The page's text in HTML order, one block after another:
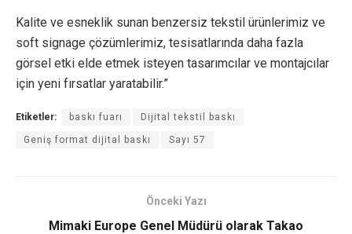
Kalite ve esneklik sunan benzersiz tekstil ürünlerimiz ve
soft signage çözümlerimiz, tesisatlarında daha fazla
görsel etki elde etmek isteyen tasarımcılar ve montajcılar
için yeni fırsatlar yaratabilir.”
Etiketler: baskı fuarı Dijital tekstil baskı
Geniş format dijital baskı Sayı 57
Önceki Yazı
Mimaki Europe Genel Müdürü olarak Takao